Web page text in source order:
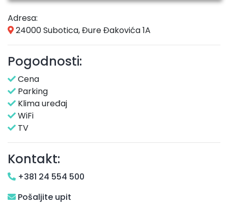
Adresa:
24000 Subotica, Đure Đakovića 1A
Pogodnosti:
Cena
Parking
Klima uređaj
WiFi
TV
Kontakt:
+381 24 554 500
Pošaljite upit